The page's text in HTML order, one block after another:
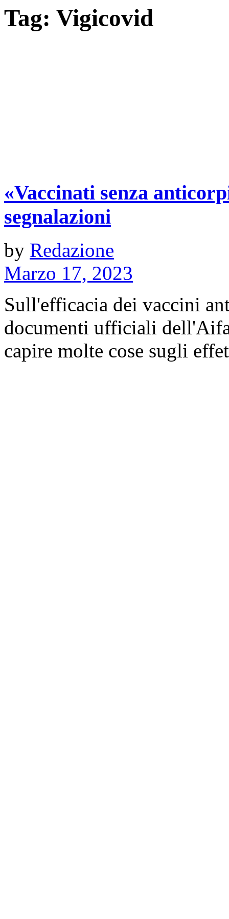
Tag: Vigicovid
«Vaccinati senza
segnalazioni
by Redazione
Marzo 17, 2023
Sull'efficacia dei vaccini
documenti ufficiali
capire molte cose sugli